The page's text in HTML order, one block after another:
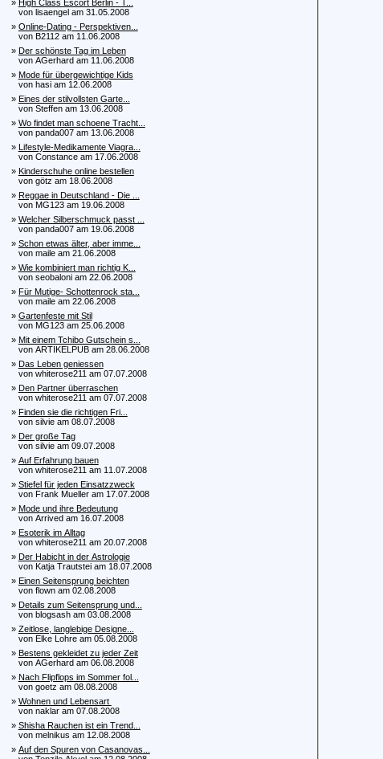
» High Class Escort Berlin - T...
von lisaengel am 31.05.2008
» Online-Dating - Perspektiven...
von B2112 am 11.06.2008
» Der schönste Tag im Leben
von AGerhard am 11.06.2008
» Mode für übergewichtige Kids
von hasi am 12.06.2008
» Eines der stilvollsten Garte...
von Steffen am 13.06.2008
» Wo findet man schoene Tracht...
von panda007 am 13.06.2008
» Lifestyle-Medikamente Viagra...
von Constance am 17.06.2008
» Kinderschuhe online bestellen
von götz am 18.06.2008
» Reggae in Deutschland - Die ...
von MG123 am 19.06.2008
» Welcher Silberschmuck passt ...
von panda007 am 19.06.2008
» Schon etwas älter, aber imme...
von maile am 21.06.2008
» Wie kombiniert man richtig K...
von seobaloni am 22.06.2008
» Für Mutige- Schottenrock sta...
von maile am 22.06.2008
» Gartenfeste mit Stil
von MG123 am 25.06.2008
» Mit einem Tchibo Gutschein s...
von ARTIKELPUB am 28.06.2008
» Das Leben geniessen
von whiterose211 am 07.07.2008
» Den Partner überraschen
von whiterose211 am 07.07.2008
» Finden sie die richtigen Fri...
von silvie am 08.07.2008
» Der große Tag
von silvie am 09.07.2008
» Auf Erfahrung bauen
von whiterose211 am 11.07.2008
» Stiefel für jeden Einsatzzweck
von Frank Mueller am 17.07.2008
» Mode und ihre Bedeutung
von Arrived am 16.07.2008
» Esoterik im Alltag
von whiterose211 am 20.07.2008
» Der Habicht in der Astrologie
von Katja Trautstei am 18.07.2008
» Einen Seitensprung beichten
von flown am 02.08.2008
» Details zum Seitensprung und...
von blogsash am 03.08.2008
» Zeitlose, langlebige Designe...
von Elke Lohre am 05.08.2008
» Bestens gekleidet zu jeder Zeit
von AGerhard am 06.08.2008
» Nach Flipflops im Sommer fol...
von goetz am 08.08.2008
» Wohnen und Lebensart
von naklar am 07.08.2008
» Shisha Rauchen ist ein Trend...
von melnikus am 12.08.2008
» Auf den Spuren von Casanovas...